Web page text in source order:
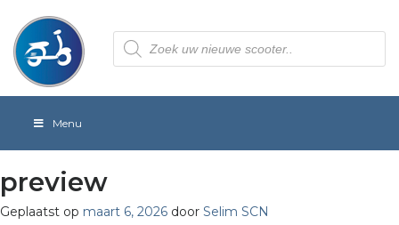
Producten
zoeken
Menu
preview
Geplaatst op maart 6, 2026 door Selim SCN